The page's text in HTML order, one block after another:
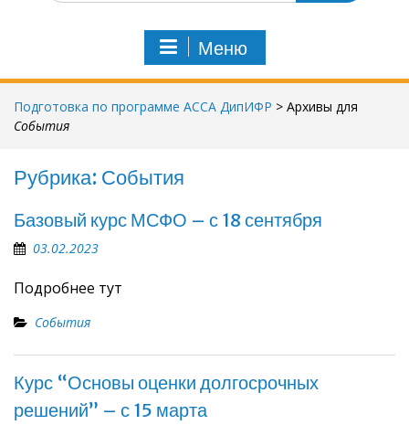
Меню
Подготовка по программе АССА ДипИФР > Архивы для
События
Рубрика: События
Базовый курс МСФО – с 18 сентября
03.02.2023
Подробнее тут
События
Курс “Основы оценки долгосрочных
решений” – с 15 марта